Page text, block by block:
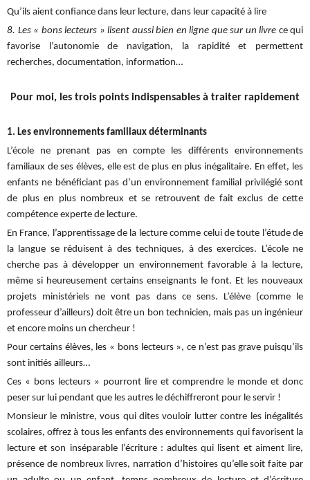
Qu’ils aient confiance dans leur lecture, dans leur capacité à lire
8. Les « bons lecteurs » lisent aussi bien en ligne que sur un livre ce qui
favorise l’autonomie de navigation, la rapidité et permettent
recherches, documentation, information…
Pour moi, les trois points indispensables à traiter rapidement
1. Les environnements familiaux déterminants
L’école ne prenant pas en compte les différents environnements
familiaux de ses élèves, elle est de plus en plus inégalitaire. En effet, les
enfants ne bénéficiant pas d’un environnement familial privilégié sont
de plus en plus nombreux et se retrouvent de fait exclus de cette
compétence experte de lecture.
En France, l’apprentissage de la lecture comme celui de toute l’étude de
la langue se réduisent à des techniques, à des exercices. L’école ne
cherche pas à développer un environnement favorable à la lecture,
même si heureusement certains enseignants le font. Et les nouveaux
projets ministériels ne vont pas dans ce sens. L’élève (comme le
professeur d’ailleurs) doit être un bon technicien, mais pas un ingénieur
et encore moins un chercheur !
Pour certains élèves, les « bons lecteurs », ce n’est pas grave puisqu’ils
sont initiés ailleurs…
Ces « bons lecteurs » pourront lire et comprendre le monde et donc
peser sur lui pendant que les autres le déchiffreront pour le servir !
Monsieur le ministre, vous qui dites vouloir lutter contre les inégalités
scolaires, offrez à tous les enfants des environnements qui favorisent la
lecture et son inséparable l’écriture : adultes qui lisent et aiment lire,
présence de nombreux livres, narration d’histoires qu’elle soit faite par